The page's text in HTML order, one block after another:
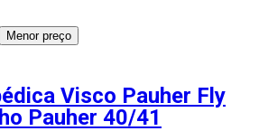
Menor preço
Visco Pauher Fly
Pauher 40/41